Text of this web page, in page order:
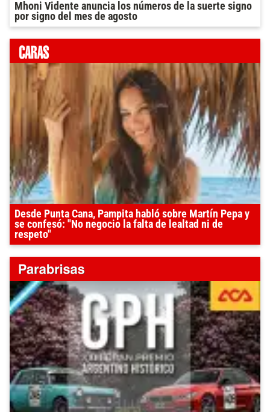
Mhoni Vidente anuncia los números de la suerte signo
por signo del mes de agosto
Desde Punta Cana, Pampita habló sobre Martín Pepa y
se confesó: "No negocio la falta de lealtad ni de
respeto"